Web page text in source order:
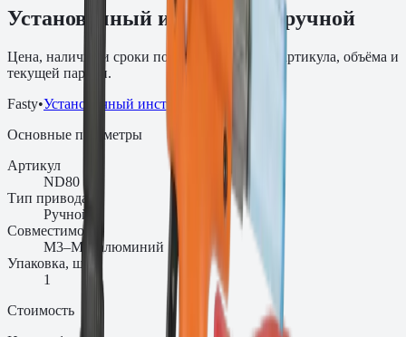
Установочный инструмент, ручной
Цена, наличие и сроки поставки зависят от артикула, объёма и
текущей партии.
Fasty•Установочный инструмент
Основные параметры
Артикул
ND80
Тип привода
Ручной
Совместимость
M3–M8, алюминий
Упаковка, шт.
1
Стоимость